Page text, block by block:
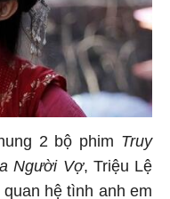
2 bộ phim Truy
Người Vợ, Triệu Lệ
hệ tình anh em